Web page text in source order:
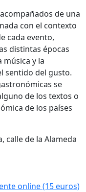
de una
con el contexto
cada evento,
distintas épocas
y la
sentido del gusto.
se
de los textos o
de los países
calle de la Alameda
online (15 euros)